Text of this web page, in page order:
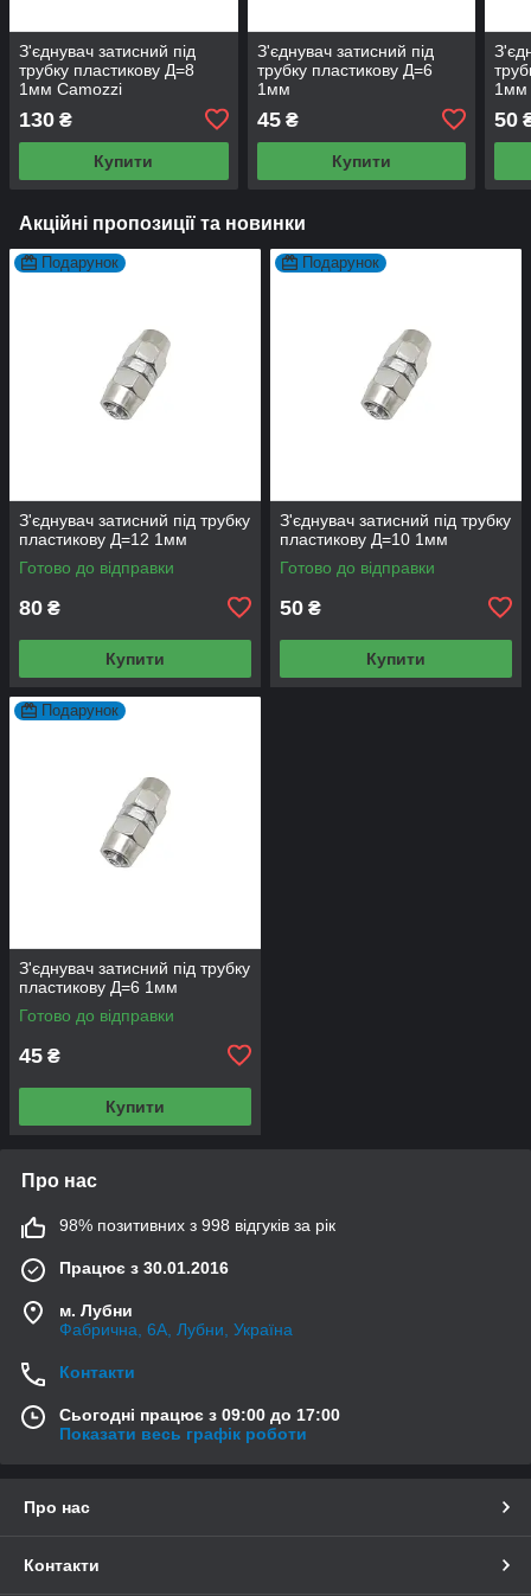
З'єднувач затисний під
трубку пластикову Д=8
1мм Camozzi
130 ₴
Купити
З'єднувач затисний під
трубку пластикову Д=6
1мм
45₴
Купити
1мм
50
Акційні пропозиції та новинки
Подарунок
З'єднувач затисний під трубку
пластикову Д=12 1мм
Готово до відправки
80 ₴
Купити
Подарунок
З'єднувач затисний під трубку
пластикову Д=10 1мм
Готово до відправки
50 ₴
Купити
Подарунок
З'єднувач затисний під трубку
пластикову Д=6 1мм
Готово до відправки
45 ₴
Купити
Про нас
98% позитивних з 998 відгуків за рік
Працює з 30.01.2016
м. Лубни
Фабрична, 6А, Лубни, Україна
Контакти
Сьогодні працює з 09:00 до 17:00
Показати весь графік роботи
Про нас
Контакти